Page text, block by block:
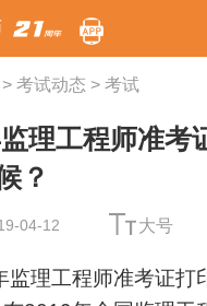
考试动态 > 考试
理工程师准考
？
04-12 大号
理工程师准考证打